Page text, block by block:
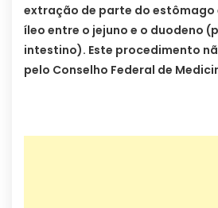
extração de parte do estômago
íleo entre o jejuno e o duodeno
intestino). Este procedimento
pelo Conselho Federal de